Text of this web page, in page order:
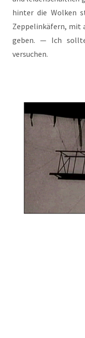
hin­ter die Wol­ken
Zep­pel­in­kä­fern, mit
ge­ben. — Ich
versuchen.